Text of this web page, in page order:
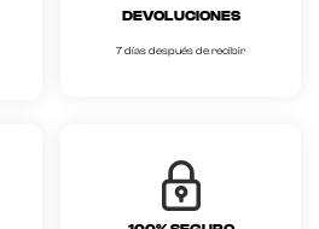
DEVOLUCIONES
7 días después de recibir